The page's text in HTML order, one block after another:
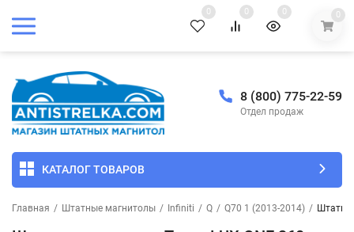
0 0 0 0
8 (800) 775-22-59
Отдел продаж
КАТАЛОГ ТОВАРОВ
Главная / Штатные магнитолы / Infiniti / Q / Q70 1 (2013-2014) /